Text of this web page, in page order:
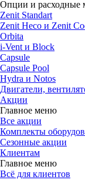
Опции и расходные
Zenit Standart
Zenit Heco и Zenit
Orbita
i-Vent и Block
Capsule
Capsule Pool
Hydra и Notos
Двигатели,
Акции
Главное меню
Все акции
Комплекты
Сезонные акции
Клиентам
Главное меню
Всё для клиентов